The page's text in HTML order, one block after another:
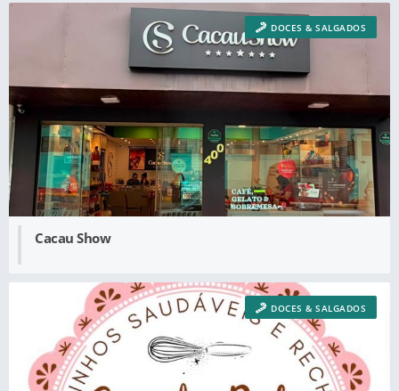
Cacau Show
DOCES & SALGADOS
DOCES & SALGADOS